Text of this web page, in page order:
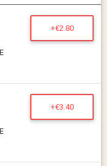
+€2.80
+€3.40